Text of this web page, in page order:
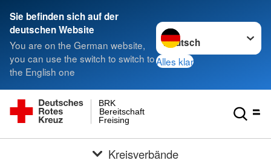
Sie befinden sich auf der
deutschen Website
You are on the German website,
you can use the switch to switch to
the English one
Sprache wechseln zu
Alles klar
Freising
Bereitschaft
BRK
Kreisverbände